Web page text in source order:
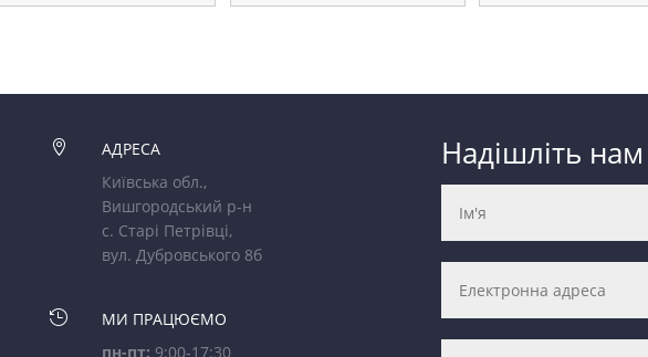

АДРЕСА
Київська обл.,
Вишгородський р-н
с. Старі Петрівці,
вул. Дубровського 8б

МИ ПРАЦЮЄМО
пн-пт: 9:00-17:30
Надішліть